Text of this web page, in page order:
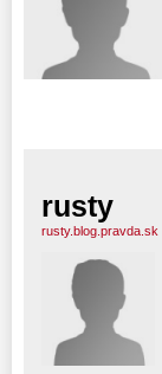
rusty
rusty.blog.pravda.sk